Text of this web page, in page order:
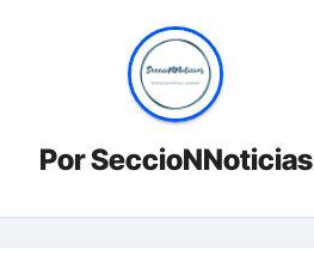
PorSeccioNNoticias